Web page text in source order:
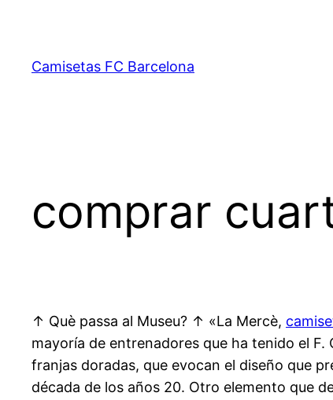
contenido
Camisetas FC Barcelona
comprar
↑ Què passa al Museu? ↑ «La Mercè,
mayoría de entrenadores que ha tenido el
franjas doradas, que evocan el diseño que
década de los años 20. Otro elemento que